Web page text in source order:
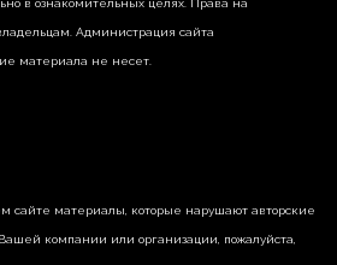
в ознакомительных целях. Права на
Администрация сайта
материала не несет.
сайте материалы, которые нарушают авторские
компании или организации, пожалуйста,